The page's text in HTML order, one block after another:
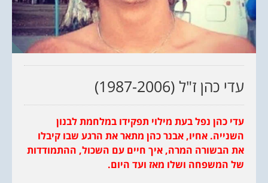
עדי כהן ז"ל (1987-2006)
עדי כהן נפל בעת מילוי תפקידו במלחמת לבנון
השנייה. אחיו, אבנר כהן מתאר את הרגע שבו קיבלו
את הבשורה המרה, איך חיים עם השכול, ההתמודדות
של המשפחה ושלו מאז ועד היום.